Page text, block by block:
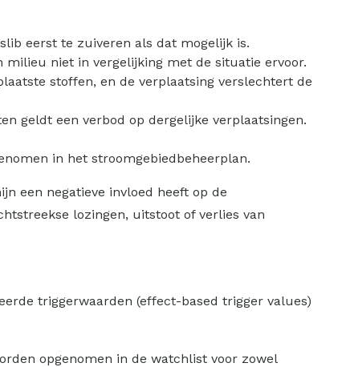
eerst te zuiveren als dat mogelijk is.
milieu niet in vergelijking met de situatie ervoor.
stoffen, en de verplaatsing verslechtert de
geldt een verbod op dergelijke verplaatsingen.
in het stroomgebiedbeheerplan.
een negatieve invloed heeft op de
lozingen, uitstoot of verlies van
triggerwaarden (effect-based trigger values)
opgenomen in de watchlist voor zowel